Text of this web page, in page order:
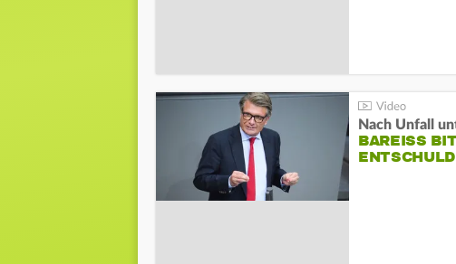
Nach Unfall
BAREISS